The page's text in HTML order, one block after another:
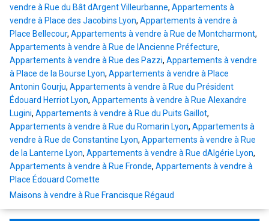
vendre à Rue du Bât dArgent Villeurbanne, Appartements à
vendre à Place des Jacobins Lyon, Appartements à vendre à
Place Bellecour, Appartements à vendre à Rue de Montcharmont,
Appartements à vendre à Rue de lAncienne Préfecture,
Appartements à vendre à Rue des Pazzi, Appartements à vendre
à Place de la Bourse Lyon, Appartements à vendre à Place
Antonin Gourju, Appartements à vendre à Rue du Président
Édouard Herriot Lyon, Appartements à vendre à Rue Alexandre
Lugini, Appartements à vendre à Rue du Puits Gaillot,
Appartements à vendre à Rue du Romarin Lyon, Appartements à
vendre à Rue de Constantine Lyon, Appartements à vendre à Rue
de la Lanterne Lyon, Appartements à vendre à Rue dAlgérie Lyon,
Appartements à vendre à Rue Fronde, Appartements à vendre à
Place Édouard Comette
Maisons à vendre à Rue Francisque Régaud